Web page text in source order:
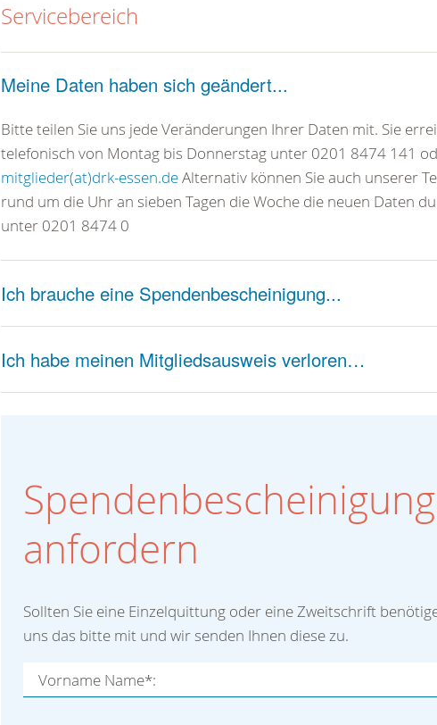
Servicebereich
Meine Daten haben sich geändert...
Bitte teilen Sie uns jede Veränderungen Ihrer Daten mit. Sie
telefonisch von Montag bis Donnerstag unter 0201 8474 141
mitglieder(at)drk-essen.deAlternativ können Sie auch unserer
rund um die Uhr an sieben Tagen die Woche die neuen Daten
unter 0201 8474 0
Ich brauche eine Spendenbescheinigung...
Ich habe meinen Mitgliedsausweis verloren…
Spendenbescheinigung
anfordern
Sollten Sie eine Einzelquittung oder eine Zweitschrift
uns das bitte mit und wir senden Ihnen diese zu.
Vorname Name*: